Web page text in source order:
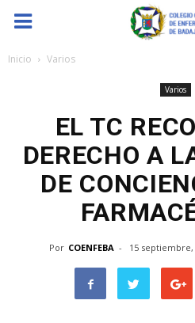
Coenfeba
Inicio Varios
Varios
EL TC
DERECHO A
DE
Por COENFEBA - 15 septiembre,